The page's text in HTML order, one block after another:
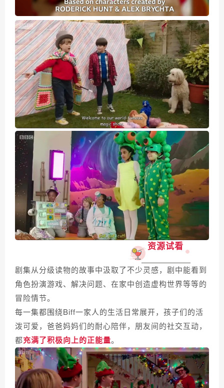
资源试看
剧集从分级读物的故事中汲取了不少灵感，剧中能看到
角色扮演游戏、解决问题、在家中创造虚构世界等等的
冒险情节。
每一集都围绕Biff一家人的生活日常展开，孩子们的活
泼可爱，爸爸妈妈们的耐心陪伴，朋友间的社交互动，
都充满了积极向上的正能量。